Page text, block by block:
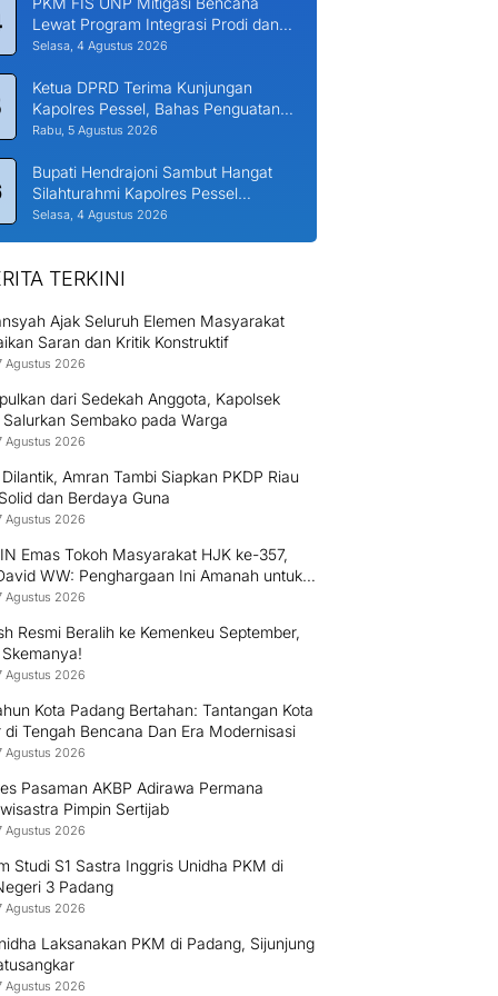
Lewat Program Integrasi Prodi dan
Nagari di Padang Laweh Malalo
Selasa, 4 Agustus 2026
Ketua DPRD Terima Kunjungan
Kapolres Pessel, Bahas Penguatan
Kerjasama Hankamtibmas
Rabu, 5 Agustus 2026
Bupati Hendrajoni Sambut Hangat
Silahturahmi Kapolres Pessel
Bersama PJU
Selasa, 4 Agustus 2026
TERKINI
Ajak Seluruh Elemen Masyarakat
Saran dan Kritik Konstruktif
Agustus 2026
dari Sedekah Anggota, Kapolsek
Sembako pada Warga
Agustus 2026
Amran Tambi Siapkan PKDP Riau
dan Berdaya Guna
Agustus 2026
Emas Tokoh Masyarakat HJK ke-357,
WW: Penghargaan Ini Amanah untuk
kepada Warga Padang
Agustus 2026
Resmi Beralih ke Kemenkeu September,
Agustus 2026
Kota Padang Bertahan: Tantangan Kota
di Tengah Bencana Dan Era Modernisasi
Agustus 2026
Pasaman AKBP Adirawa Permana
Pimpin Sertijab
Agustus 2026
Studi S1 Sastra Inggris Unidha PKM di
3 Padang
Agustus 2026
Laksanakan PKM di Padang, Sijunjung
Agustus 2026